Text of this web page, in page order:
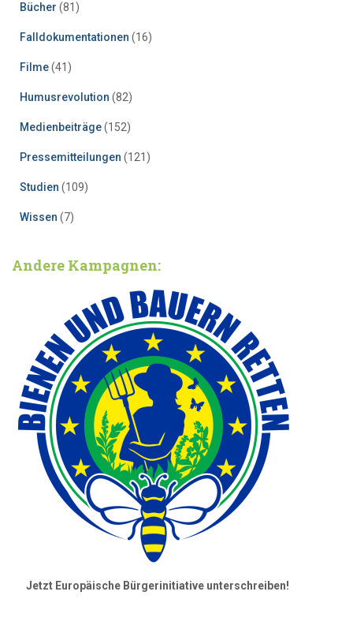
Bücher (81)
Falldokumentationen (16)
Filme(41)
Humusrevolution (82)
Medienbeiträge(152)
Pressemitteilungen (121)
Studien (109)
Wissen (7)
Andere Kampagnen:
Jetzt Europäische Bürgerinitiative unterschreiben!